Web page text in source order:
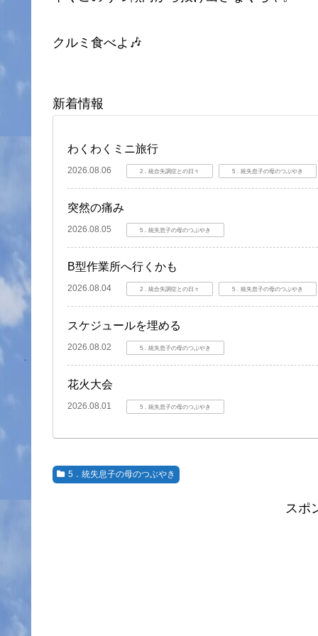
クルミ食べよ🎶
新着情報
わくわくミニ旅行
2026.08.06 2．統合失調症との日々 5．統失息子の母のつぶやき
突然の痛み
2026.08.05 5．統失息子の母のつぶやき
B型作業所へ行くかも
2026.08.04 2．統合失調症との日々 5．統失息子の母のつぶやき
スケジュールを埋める
2026.08.02 5．統失息子の母のつぶやき
花火大会
2026.08.01 5．統失息子の母のつぶやき
5．統失息子の母のつぶやき
スポ